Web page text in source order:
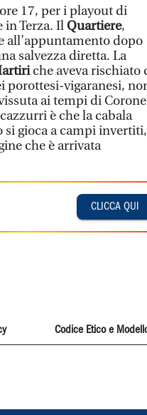
17, per i playout di
in Terza. Il Quartiere,
all’appuntamento dopo
salvezza diretta. La
che aveva rischiato
porottesi-vigaranesi,
ai tempi di
è che la cabala
si gioca a campi
che è arrivata
CLICCA QUI
Codice Etico e